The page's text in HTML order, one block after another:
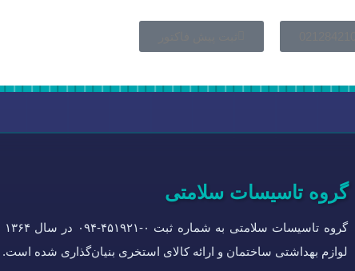
گروه تاسیسات سلامتی
لوازم بهداشتی ساختمان و ارائه کالای استخری بنیان‌گذاری شده است.